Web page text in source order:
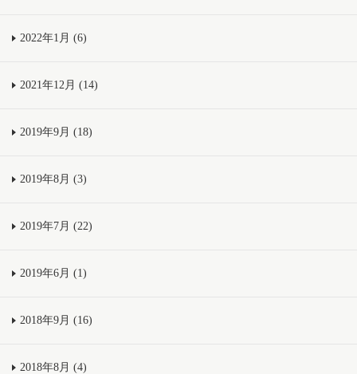
2022年1月 (6)
2021年12月 (14)
2019年9月 (18)
2019年8月 (3)
2019年7月 (22)
2019年6月 (1)
2018年9月 (16)
2018年8月 (4)